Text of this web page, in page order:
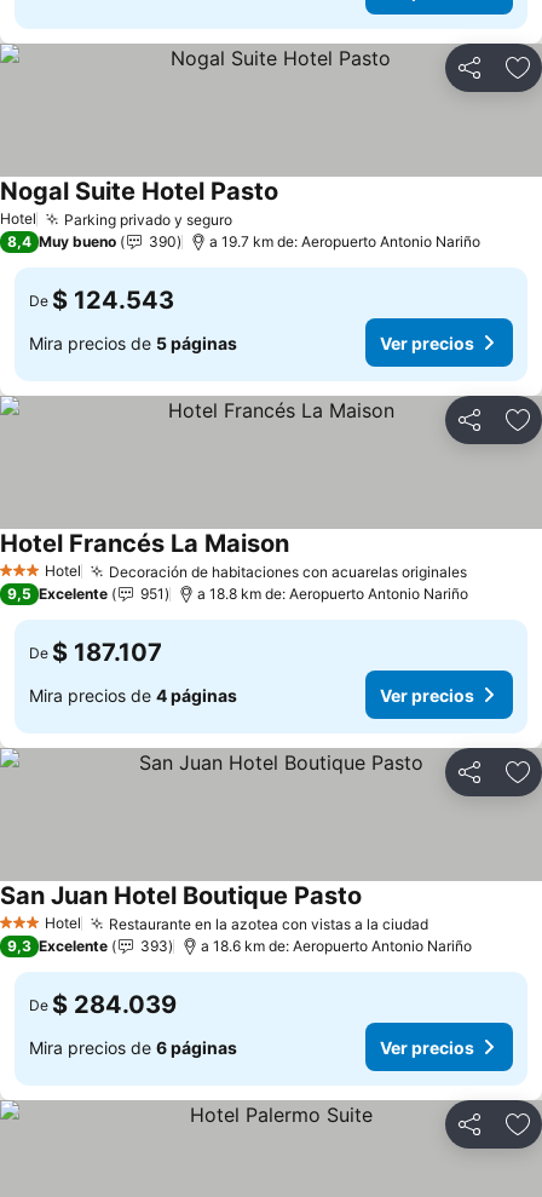
Compartir
Hotel Parking privado y seguroVer precios
Nogal Suite Hotel Pasto
8,4 Muy bueno 390 a 19.7 km de: Aeropuerto Antonio Nariño
De $ 124.543
Mira precios de 5 páginas Ver precios
Compartir
3 Estrellas
Hotel Decoración de habitaciones con acuarelas originalesVer
Hotel Francés La MaisonVer precios
9,5 Excelente 951 a 18.8 km de: Aeropuerto Antonio Nariño
De $ 187.107
Mira precios de 4 páginas Ver precios
Compartir
3 Estrellas
Hotel Restaurante en la azotea con vistas a la ciudadVer precios
San Juan Hotel Boutique Pasto
9,3 Excelente 393 a 18.6 km de: Aeropuerto Antonio Nariño
De $ 284.039
Mira precios de 6 páginas Ver precios
Compartir